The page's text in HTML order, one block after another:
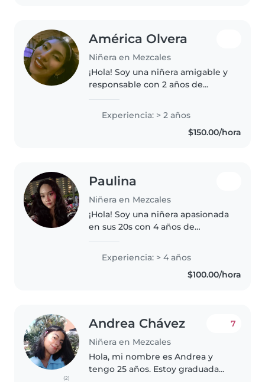
América Olvera
Niñera en Mezcales
¡Hola! Soy una niñera amigable y
responsable con 2 años de
niños pequeños, preescolares y
niños en edad escolar. Me
encanta leer cuentos, hacer
Experiencia: > 2 años
$150.00/hora
Paulina
Niñera en Mezcales
¡Hola! Soy una niñera apasionada
en sus 20s con 4 años de
todas las edades. Estoy
certificada en primeros auxilios y
actualmente trabajo en Kids
Experiencia: > 4 años
$100.00/hora
(2)
Andrea Chávez
Niñera en Mezcales
7
Hola, mi nombre es Andrea y
tengo 25 años. Estoy graduada